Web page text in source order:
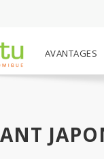
AVANTAGES